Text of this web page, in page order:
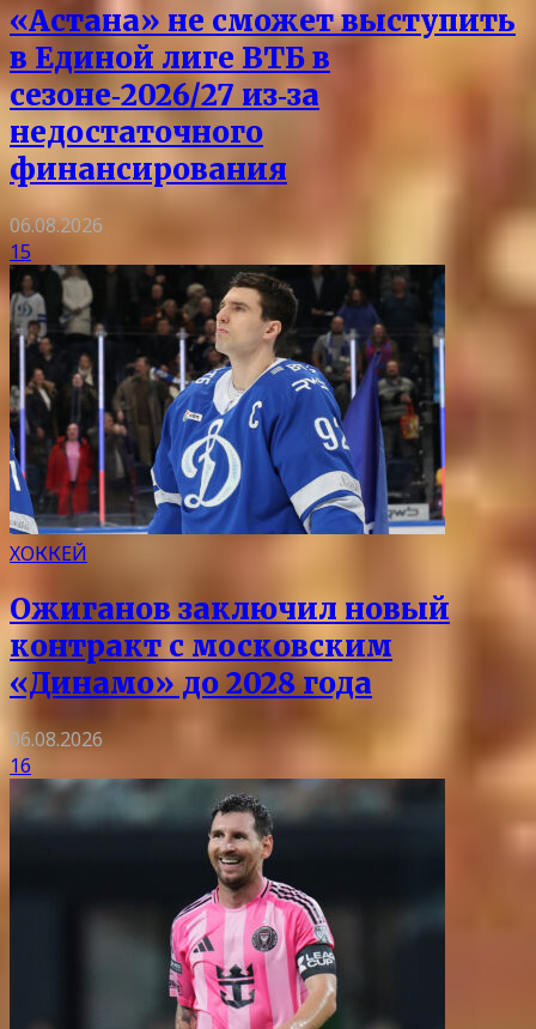
«Астана» не сможет выступить
в Единой лиге ВТБ в
сезоне‑2026/27 из‑за
недостаточного
финансирования
06.08.2026
15
ХОККЕЙ
Ожиганов заключил новый
контракт с московским
«Динамо» до 2028 года
06.08.2026
16